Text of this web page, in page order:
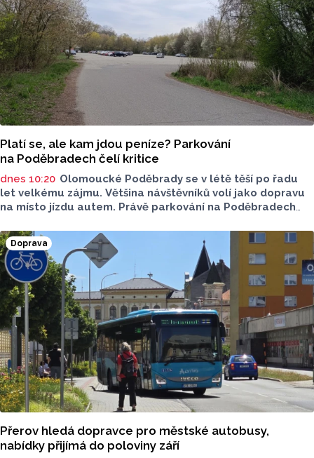
Platí se, ale kam jdou peníze? Parkování
na Poděbradech čelí kritice
dnes 10:20 Olomoucké Poděbrady se v létě těší po řadu
let velkému zájmu. Většina návštěvníků volí jako dopravu
na místo jízdu autem. Právě parkování na Poděbradech
Na konci června vznikla na Facebooku stránka s názvem
Poděbrady bez závor a nelegálního parkovného, která
upozorňuje na nevyhovujcí situaci s parkováním
u oblíbeného olomouckého letoviska. Za iniciativou stojí
zastupitel města Olomouce, na jeho přání nebudeme
uvádět jeho identitu.
Doprava
Přerov hledá dopravce pro městské autobusy,
nabídky přijímá do poloviny září